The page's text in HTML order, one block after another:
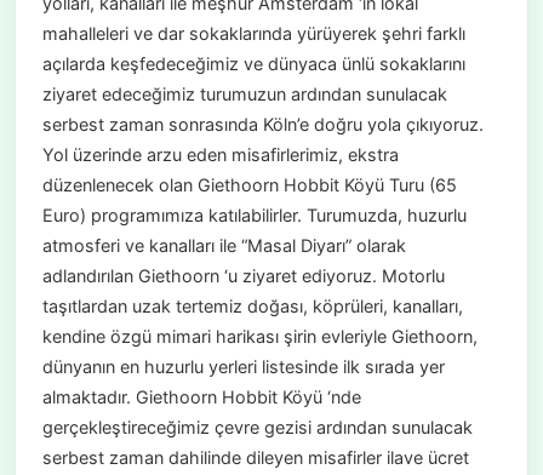
mahalleleri ve dar sokaklarında yürüyerek şehri farklı
açılarda keşfedeceğimiz ve dünyaca ünlü sokaklarını
ziyaret edeceğimiz turumuzun ardından sunulacak
serbest zaman sonrasında Köln’e doğru yola çıkıyoruz.
Yol üzerinde arzu eden misafirlerimiz, ekstra
düzenlenecek olan Giethoorn Hobbit Köyü Turu (65
Euro) programımıza katılabilirler. Turumuzda, huzurlu
atmosferi ve kanalları ile “Masal Diyarı” olarak
adlandırılan Giethoorn ‘u ziyaret ediyoruz. Motorlu
taşıtlardan uzak tertemiz doğası, köprüleri, kanalları,
kendine özgü mimari harikası şirin evleriyle Giethoorn,
dünyanın en huzurlu yerleri listesinde ilk sırada yer
almaktadır. Giethoorn Hobbit Köyü ‘nde
gerçekleştireceğimiz çevre gezisi ardından sunulacak
serbest zaman dahilinde dileyen misafirler ilave ücret